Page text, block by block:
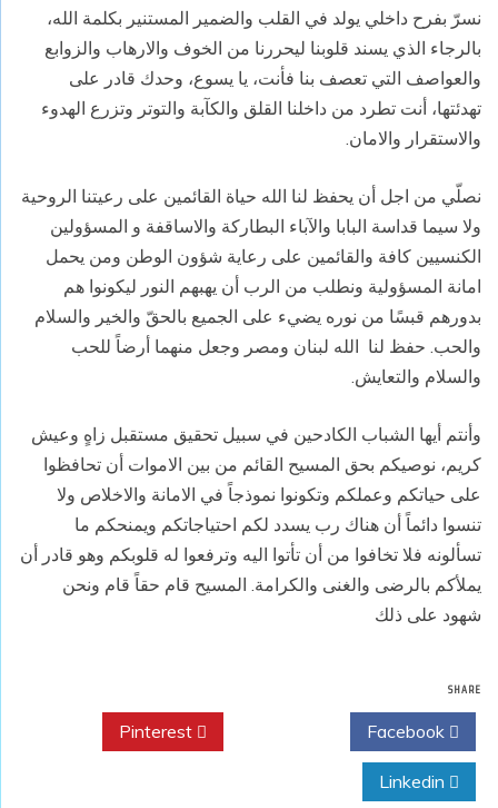
نسرّ بفرح داخلي يولد في القلب والضمير المستنير بكلمة الله،
بالرجاء الذي يسند قلوبنا ليحررنا من الخوف والارهاب والزوابع
والعواصف التي تعصف بنا فأنت، يا يسوع، وحدك قادر على
تهدئتها، أنت تطرد من داخلنا القلق والكآبة والتوتر وتزرع الهدوء
والاستقرار والامان.
نصلّي من اجل أن يحفظ لنا الله حياة القائمين على رعيتنا الروحية
ولا سيما قداسة البابا والآباء البطاركة والاساقفة و المسؤولين
الكنسيين كافة والقائمين على رعاية شؤون الوطن ومن يحمل
امانة المسؤولية ونطلب من الرب أن يهبهم النور ليكونوا هم
بدورهم قبسًا من نوره يضيء على الجميع بالحقّ والخير والسلام
والحب. حفظ لنا الله لبنان ومصر وجعل منهما أرضاً للحب
والسلام والتعايش.
وأنتم أيها الشباب الكادحين في سبيل تحقيق مستقبل زاهٍ وعيش
كريم، نوصيكم بحق المسيح القائم من بين الاموات أن تحافظوا
على حياتكم وعملكم وتكونوا نموذجاً في الامانة والاخلاص ولا
تنسوا دائماً أن هناك رب يسدد لكم احتياجاتكم ويمنحكم ما
تسألونه فلا تخافوا من أن تأتوا اليه وترفعوا له قلوبكم وهو قادر أن
يملأكم بالرضى والغنى والكرامة. المسيح قام حقاً قام ونحن
شهود على ذلك
SHARE